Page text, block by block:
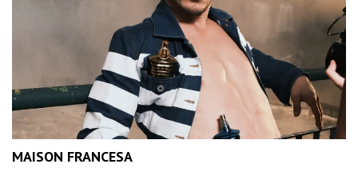
MAISON FRANCESA